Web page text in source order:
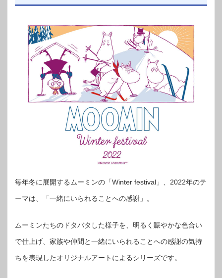
毎年冬に展開するムーミンの「Winter festival」、2022年のテ
ーマは、「一緒にいられることへの感謝」。
ムーミンたちのドタバタした様子を、明るく賑やかな色合い
で仕上げ、家族や仲間と一緒にいられることへの感謝の気持
ちを表現したオリジナルアートによるシリーズです。